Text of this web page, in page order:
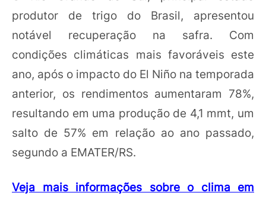
produtor de trigo do Brasil, apresentou
notável recuperação na safra. Com
condições climáticas mais favoráveis este
ano, após o impacto do El Niño na temporada
anterior, os rendimentos aumentaram 78%,
resultando em uma produção de 4,1 mmt, um
salto de 57% em relação ao ano passado,
segundo a EMATER/RS.
Veja mais informações sobre o clima em